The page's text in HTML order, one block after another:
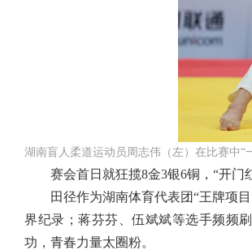
湖南盲人柔道运动员周志伟（左）在比赛中“
赛会首日就狂揽8金3银6铜，“开门
田径作为湖南体育代表团“王牌项
界纪录；蒋芬芬、伍斌斌等选手频频
功，青春力量太圈粉。